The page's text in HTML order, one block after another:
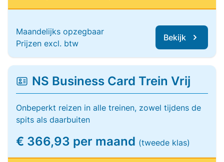
Maandelijks opzegbaar
Prijzen excl. btw
Bekijk
NS Business Card Trein Vrij
Onbeperkt reizen in alle treinen, zowel tijdens de
spits als daarbuiten
€ 366,93 per maand (tweede klas)